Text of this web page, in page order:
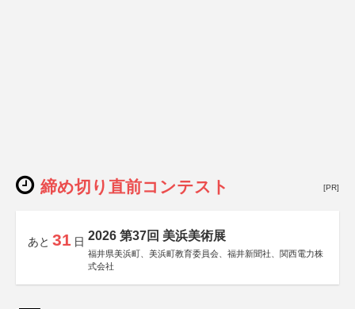
締め切り直前コンテスト [PR]
あと 31 日 2026 第37回 美浜美術展
福井県美浜町、美浜町教育委員会、福井新聞社、関西電力株
式会社